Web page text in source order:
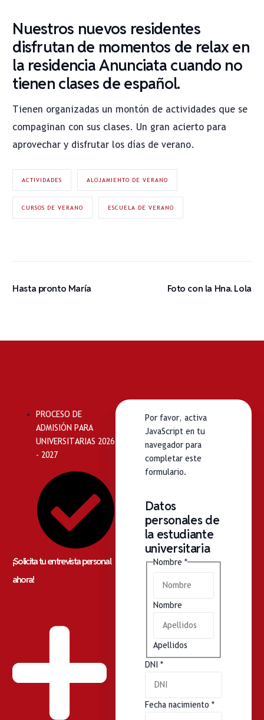
Nuestros nuevos residentes
disfrutan de momentos de relax en
la residencia Anunciata cuando no
tienen clases de español.
Tienen organizadas un montón de actividades que se
compaginan con sus clases. Un gran acierto para
aprovechar y disfrutar los días de verano.
ACTIVIDADES ALOJAMIENTO DE VERANO
CURSOS DE VERANO ESCUELA DE VERANO
Hasta pronto María Foto con la Hna. Lola
PROCESO DE
ADMISIÓN PARA
UNIVERSITARIAS 2026
- 2027
¡Solicita tu entrevista personal
ahora!
Por favor, activa
JavaScript en tu
navegador para
completar este
formulario.
Datos
personales de
la estudiante
universitaria
Nombre *
Nombre
Apellidos
DNI *
Fecha nacimiento *